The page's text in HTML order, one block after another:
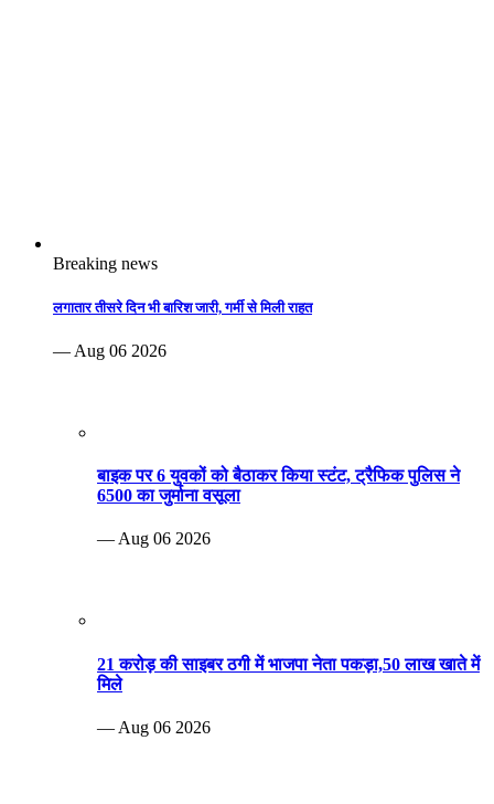
Breaking news
लगातार तीसरे दिन भी बारिश जारी, गर्मी से मिली राहत
— Aug 06 2026
बाइक पर 6 युवकों को बैठाकर किया स्टंट, ट्रैफिक पुलिस ने
6500 का जुर्माना वसूला
— Aug 06 2026
21 करोड़ की साइबर ठगी में भाजपा नेता पकड़ा,50 लाख खाते में
मिले
— Aug 06 2026